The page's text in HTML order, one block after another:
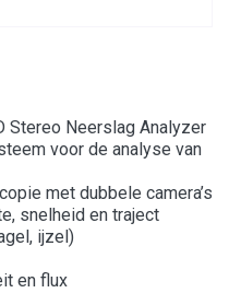
Stereo Neerslag Analyzer
voor de analyse van
met dubbele camera’s
snelheid en traject
ijzel)
en flux